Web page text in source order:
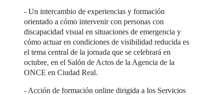
- Un intercambio de experiencias y formación
orientado a cómo intervenir con personas con
discapacidad visual en situaciones de emergencia y
cómo actuar en condiciones de visibilidad reducida es
el tema central de la jornada que se celebrará en
octubre, en el Salón de Actos de la Agencia de la
ONCE en Ciudad Real.
- Acción de formación online dirigida a los Servicios